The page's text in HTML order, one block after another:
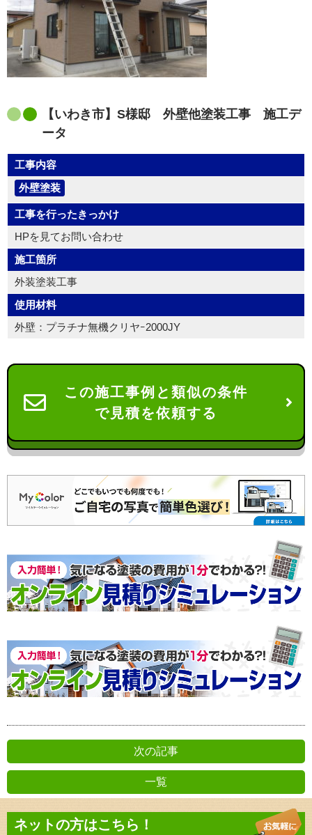
【いわき市】S様邸 外壁他塗装工事 施工デ
ータ
工事内容
外壁塗装
工事を行ったきっかけ
HPを見てお問い合わせ
施工箇所
外装塗装工事
使用材料
外壁：プラチナ無機クリヤｰ2000JY
この施工事例と類似の条件
で見積を依頼する
次の記事
一覧
前の記事
ネットの方はこちら！